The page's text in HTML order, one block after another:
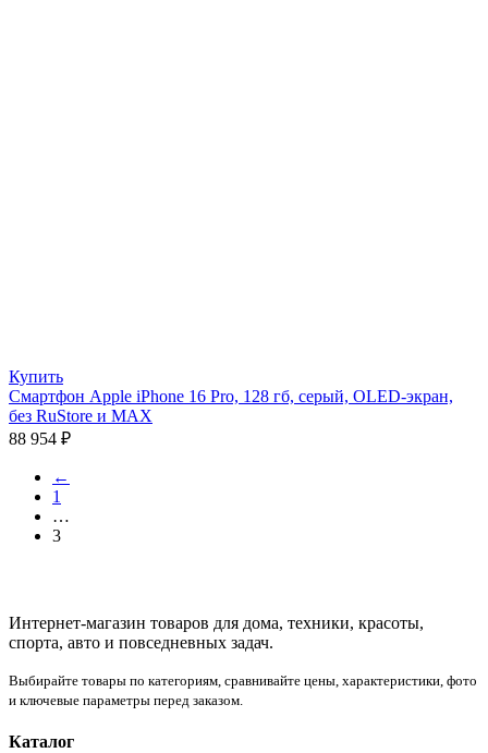
Купить
Смартфон Apple iPhone 16 Pro, 128 гб, серый, OLED-экран,
без RuStore и MAX
88 954 ₽
←
1
…
3
Интернет-магазин товаров для дома, техники, красоты,
спорта, авто и повседневных задач.
Выбирайте товары по категориям, сравнивайте цены, характеристики, фото
и ключевые параметры перед заказом.
Каталог